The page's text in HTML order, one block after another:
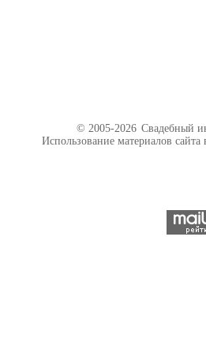
© 2005-2026 Свадебный
Использование материалов